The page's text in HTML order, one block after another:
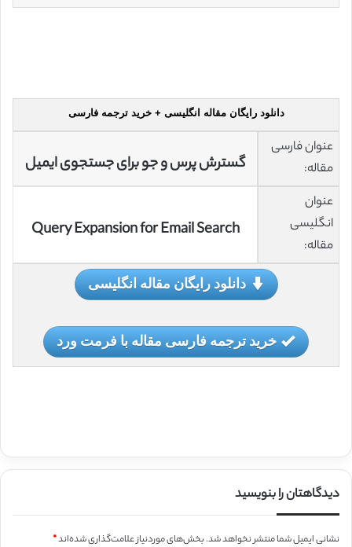
دانلود رایگان مقاله انگلیسی + خرید ترجمه فارسی
عنوان فارسی
مقاله:
گسترش پرس و جو برای جستجوی ایمیل
عنوان
انگلیسی
مقاله:
Query Expansion for Email Search
دانلود رایگان مقاله انگلیسی
خرید ترجمه فارسی مقاله با فرمت ورد
دیدگاهتان را بنویسید
نشانی ایمیل شما منتشر نخواهد شد.بخش‌های موردنیاز علامت‌گذاری شده‌اند*